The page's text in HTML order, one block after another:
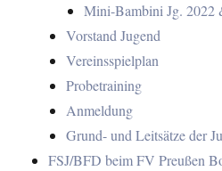
Mini-Bambini Jg. 2022
Vorstand Jugend
Vereinsspielplan
Probetraining
Anmeldung
Grund- und Leitsätze der
FSJ/BFD beim FV Preußen